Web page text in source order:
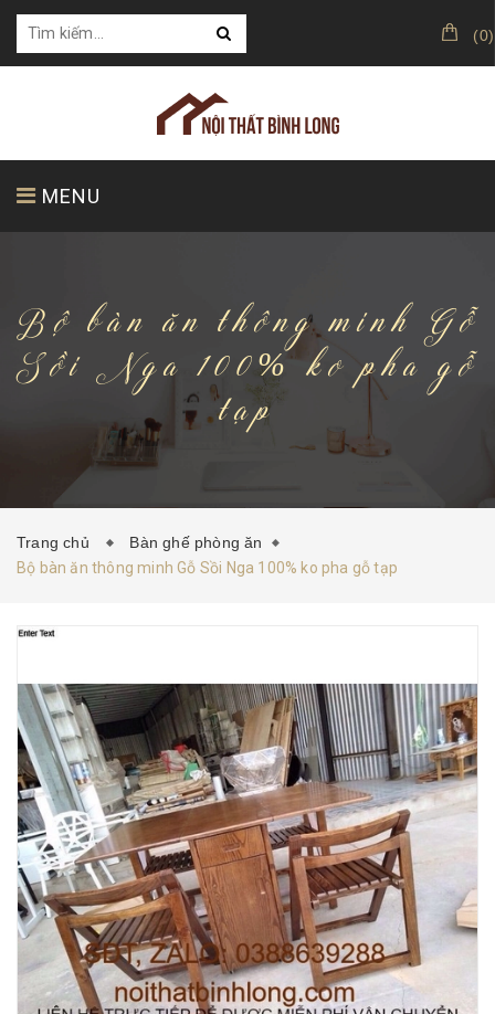
(0)
MENU
KHÁCH HÀNG CỦA CHÚNG TÔI
HƯỚNG DẪN MUA HÀNG
Bộ bàn ăn thông minh Gỗ
Sồi Nga 100% ko pha gỗ
tạp
Trang chủ
Bàn ghế phòng ăn
Bộ bàn ăn thông minh Gỗ Sồi Nga 100% ko pha gỗ tạp